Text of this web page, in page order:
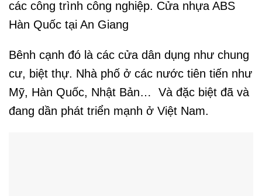
các công trình công nghiệp. Cửa nhựa ABS
Hàn Quốc tại An Giang
Bênh cạnh đó là các cửa dân dụng như chung
cư, biệt thự. Nhà phố ở các nước tiên tiến như
Mỹ, Hàn Quốc, Nhật Bản… Và đặc biệt đã và
đang dần phát triển mạnh ở Việt Nam.